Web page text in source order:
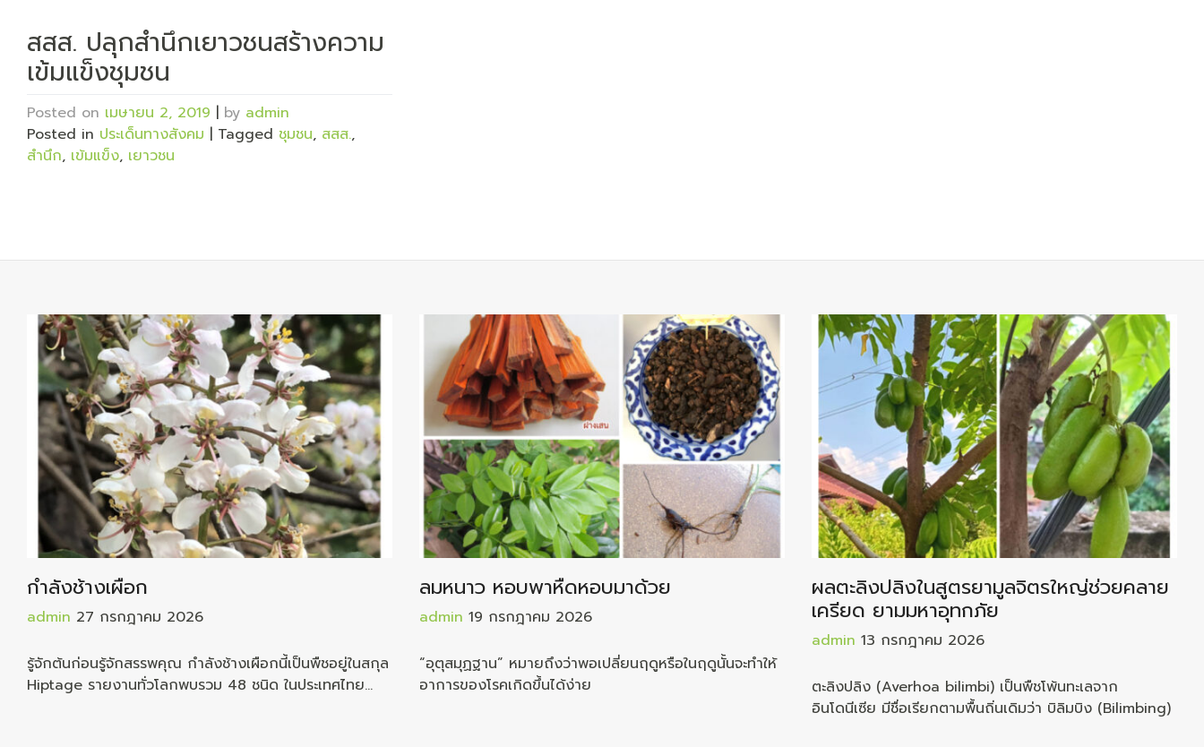
สสส. ปลุกสำนึกเยาวชนสร้างความ
เข้มแข็งชุมชน
Posted on เมษายน 2, 2019 by admin
Posted in ประเด็นทางสังคม Tagged ชุมชน, สสส.,
สำนึก, เข้มแข็ง, เยาวชน
กำลังช้างเผือก
admin 27 กรกฎาคม 2026
รู้จักต้นก่อนรู้จักสรรพคุณ กำลังช้างเผือกนี้เป็นพืชอยู่ในสกุล
Hiptage รายงานทั่วโลกพบรวม 48 ชนิด ในประเทศไทย
ลมหนาว หอบพาหืดหอบมาด้วย
admin 19 กรกฎาคม 2026
“อุตุสมุฏฐาน” หมายถึงว่าพอเปลี่ยนฤดูหรือในฤดูนั้นจะทำให้
อาการของโรคเกิดขึ้นได้ง่าย
ผลตะลิงปลิงในสูตรยามูลจิตรใหญ่ช่วยคลาย
เครียด ยามมหาอุทกภัย
admin 13 กรกฎาคม 2026
ตะลิงปลิง (Averhoa bilimbi) เป็นพืชโพ้นทะเลจาก
อินโดนีเซีย มีชื่อเรียกตามพื้นถิ่นเดิมว่า บิลิมบิง (Bilimbing)